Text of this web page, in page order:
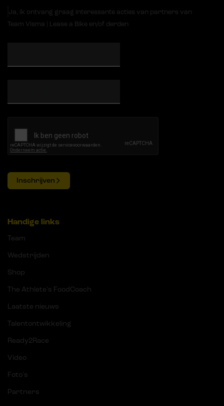
Ja, ik ontvang graag interessante acties van partners van
Team Visma | Lease a Bike en/of derden
Inschrijven
Handige links
Team
Wedstrijden
Shop
The Athlete's FoodCoach
Laatste nieuws
Talentontwikkeling
Ready2Race
Video
Foto's
Partners